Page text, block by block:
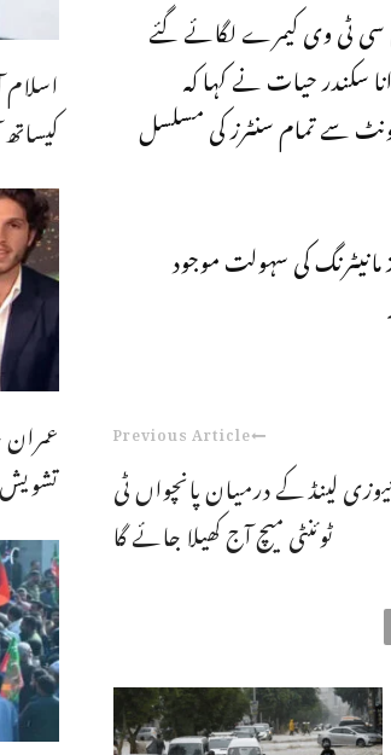
امتحانی مراکز میں سی سی ٹی وی کیمرے لگائے گئے
سکندر حیات نے کہا کہ
یونٹ سے تمام سنٹرز کی مسلسل
مانیٹرنگ کی سہولت موجود
Previous Article
لینڈ کے درمیان پانچواں ٹی
ٹوئنٹی میچ آج کھیلا جائے گا
تشویش